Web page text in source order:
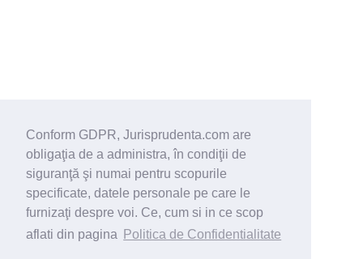
Conform GDPR, Jurisprudenta.com are
obligaţia de a administra, în condiţii de
siguranţă şi numai pentru scopurile
specificate, datele personale pe care le
furnizaţi despre voi. Ce, cum si in ce scop
aflati din pagina
Politica de Confidentialitate